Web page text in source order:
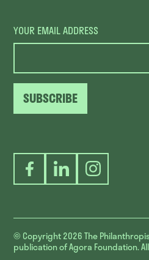
YOUR EMAIL ADDRESS
SUBSCRIBE
FacebookLinkedInInstagram
© Copyright 2026The
publication of Agora Foundation.